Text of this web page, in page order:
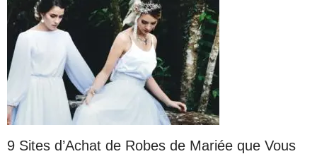
9 Sites d’Achat de Robes de Mariée que Vous